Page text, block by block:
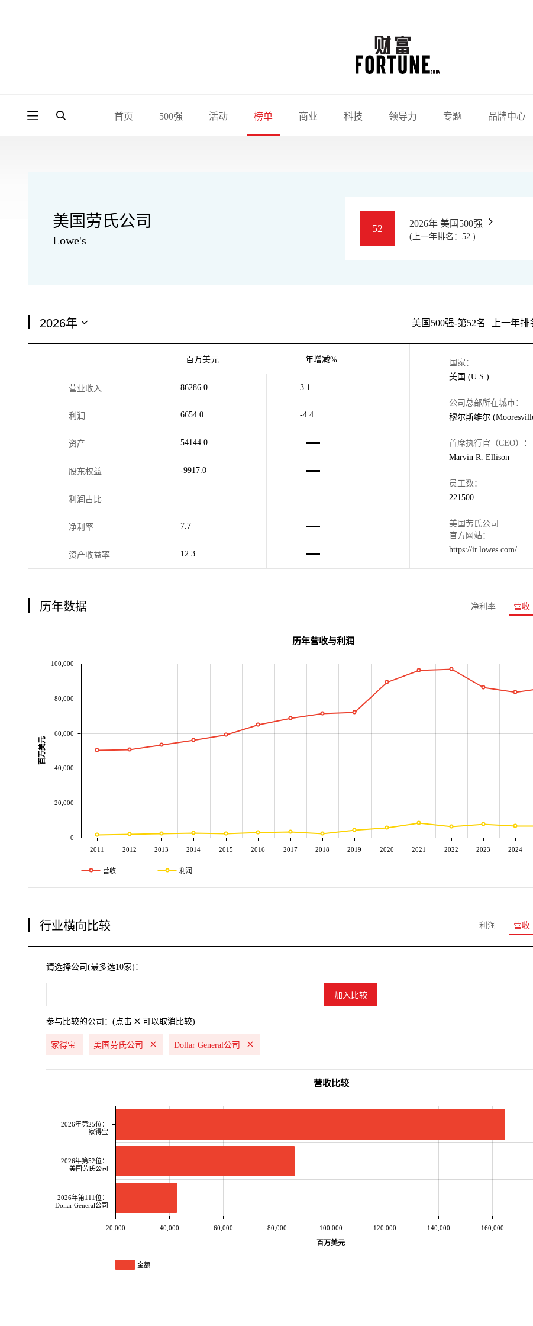
首页 500强 活动 榜单 商业 科技 领导力 专题 品牌中心
美国劳氏公司
Lowe's
52 2026年 美国500强
(上一年排名：52 )
美国500强-第52名 上一年
百万美元 年增减%
营业收入 86286.0 3.1
利润 6654.0 -4.4
资产 54144.0
股东权益 -9917.0
利润占比
净利率 7.7
资产收益率 12.3
国家：
美国 (U.S.)
公司总部所在城市：
穆尔斯维尔
首席执行官（CEO）：
Marvin R. Ellison
员工数：
221500
美国劳氏公司
官方网站：
https://ir.lowes.com/
历年数据 净利率 营收
2011 2012 2013 2014 2015 2016 2017 2018 2019 2020 2021 2022 2023 2024
0
20,000
40,000
60,000
80,000
100,000
百万美元
历年营收与利润
营收 利润
行业横向比较 利润 营收
请选择公司(最多选10家)：
参与比较的公司：(点击 可以取消比较)
家得宝 美国劳氏公司 Dollar General公司
2026年第25位：
家得宝
2026年第52位：
美国劳氏公司
2026年第111位：
Dollar General公司
20,000 40,000 60,000 80,000 100,000 120,000 140,000 160,000
百万美元
营收比较
金额